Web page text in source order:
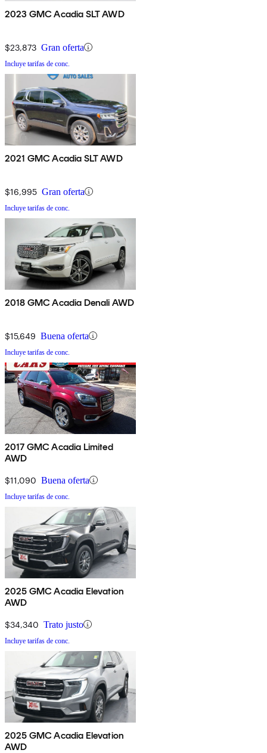
2023 GMC Acadia SLT AWD
$23,873 Gran oferta
Incluye tarifas de conc.
2021 GMC Acadia SLT AWD
$16,995 Gran oferta
Incluye tarifas de conc.
2018 GMC Acadia Denali AWD
$15,649 Buena oferta
Incluye tarifas de conc.
2017 GMC Acadia Limited
AWD
$11,090 Buena oferta
Incluye tarifas de conc.
2025 GMC Acadia Elevation
AWD
$34,340 Trato justo
Incluye tarifas de conc.
2025 GMC Acadia Elevation
AWD